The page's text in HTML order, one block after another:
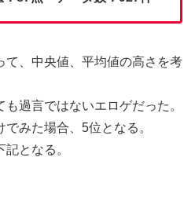
て、中央値、平均値の高さを考
過言ではないエロゲだった。
みた場合、5位となる。
となる。